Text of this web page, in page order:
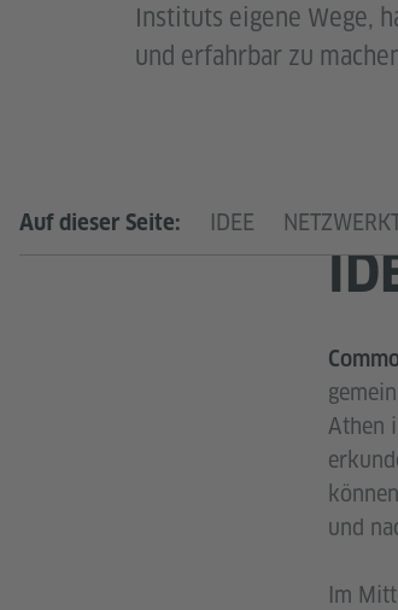
Instituts eigene Wege,
und erfahrbar zu
Auf dieser Seite: IDEE
Athen
und
Im